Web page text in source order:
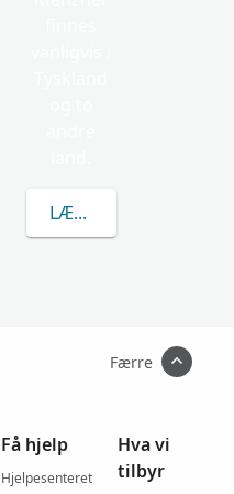
LÆR MER OM
Færre
Få hjelp
Hjelpesenteret
Hva vi
tilbyr